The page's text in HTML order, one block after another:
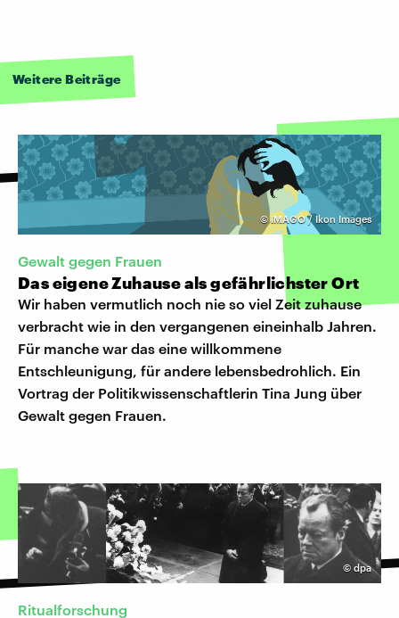
Weitere Beiträge
© IMAGO / Ikon Images
Gewalt gegen Frauen
Das eigene Zuhause als gefährlichster Ort
Wir haben vermutlich noch nie so viel Zeit zuhause
verbracht wie in den vergangenen eineinhalb Jahren.
Für manche war das eine willkommene
Entschleunigung, für andere lebensbedrohlich. Ein
Vortrag der Politikwissenschaftlerin Tina Jung über
Gewalt gegen Frauen.
© dpa
Ritualforschung